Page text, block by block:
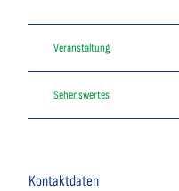
Veranstaltung
Sehenswertes
Kontaktdaten